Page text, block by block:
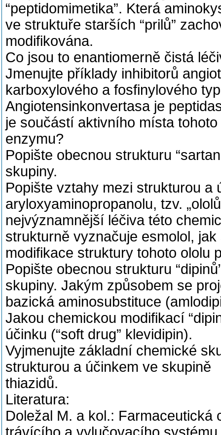
“peptidomimetika”. Která
ve struktuře starších “prilů”
modifikována.
Co jsou to enantiomerně čistá
Jmenujte příklady inhibitorů
karboxylového a fosfinylového
Angiotensinkonvertasa je
je součástí aktivního místa tohoto
enzymu?
Popište obecnou strukturu
skupiny.
Popište vztahy mezi strukturou a
aryloxyaminopropanolu, tzv.
nejvýznamnější léčiva této
strukturně vyznačuje esmolol, jak
modifikace struktury tohoto ololu
Popište obecnou strukturu
skupiny. Jakým způsobem se
bazická aminosubstituce
Jakou chemickou modifikací
účinku (“soft drug” klevidipin).
Vyjmenujte základní chemické
strukturou a účinkem ve skupině
thiazidů.
Literatura:
Doležal M. a kol.: